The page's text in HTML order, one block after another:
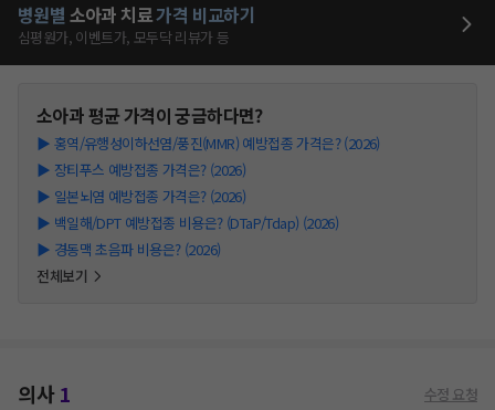
병원별 소아과 치료가격 비교하기
심평원가, 이벤트가, 모두닥 리뷰가 등
소아과평균 가격이 궁금하다면?
▶ 홍역/유행성이하선염/풍진(MMR) 예방접종 가격은? (2026)
▶ 장티푸스 예방접종 가격은? (2026)
▶ 일본뇌염 예방접종 가격은? (2026)
▶ 백일해/DPT 예방접종 비용은? (DTaP/Tdap) (2026)
▶ 경동맥 초음파 비용은? (2026)
전체보기
의사1 수정 요청